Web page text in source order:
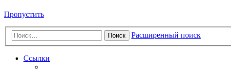
Пропустить
Поиск Расширенный поиск
Ссылки